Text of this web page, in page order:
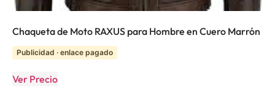
Chaqueta de Moto RAXUS para Hombre en Cuero Marrón
Publicidad · enlace pagado
Ver Precio